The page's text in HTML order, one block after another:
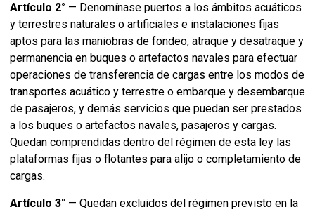
Artículo 2° — Denomínase puertos a los ámbitos acuáticos
y terrestres naturales o artificiales e instalaciones fijas
aptos para las maniobras de fondeo, atraque y desatraque y
permanencia en buques o artefactos navales para efectuar
operaciones de transferencia de cargas entre los modos de
transportes acuático y terrestre o embarque y desembarque
de pasajeros, y demás servicios que puedan ser prestados
a los buques o artefactos navales, pasajeros y cargas.
Quedan comprendidas dentro del régimen de esta ley las
plataformas fijas o flotantes para alijo o completamiento de
cargas.
Artículo 3° — Quedan excluidos del régimen previsto en la